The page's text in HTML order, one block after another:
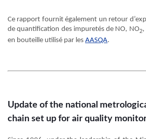
Ce rapport fournit également un retour
de quantification des impuretés de NO, NO2,
en bouteille utilisé par les AASQA.
Update of the national
chain set up for air quality